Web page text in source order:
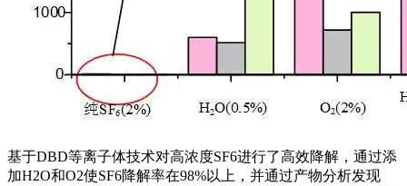
基于DBD等离子体技术对高浓度SF6进行了高效降解，通过添
加H2O和O2使SF6降解率在98%以上，并通过产物分析发现